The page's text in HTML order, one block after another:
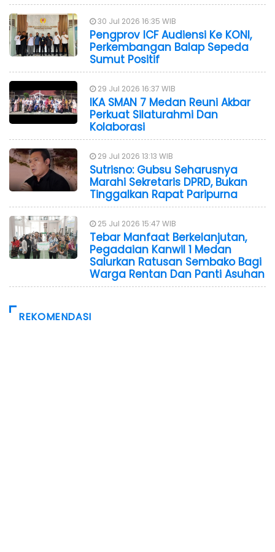
30 Jul 2026 16:35 WIB
Pengprov ICF Audiensi Ke KONI,
Perkembangan Balap Sepeda
Sumut Positif
29 Jul 2026 16:37 WIB
IKA SMAN 7 Medan Reuni Akbar
Perkuat Silaturahmi Dan
Kolaborasi
29 Jul 2026 13:13 WIB
Sutrisno: Gubsu Seharusnya
Marahi Sekretaris DPRD, Bukan
Tinggalkan Rapat Paripurna
25 Jul 2026 15:47 WIB
Tebar Manfaat Berkelanjutan,
Pegadaian Kanwil 1 Medan
Salurkan Ratusan Sembako Bagi
Warga Rentan Dan Panti Asuhan
REKOMENDASI